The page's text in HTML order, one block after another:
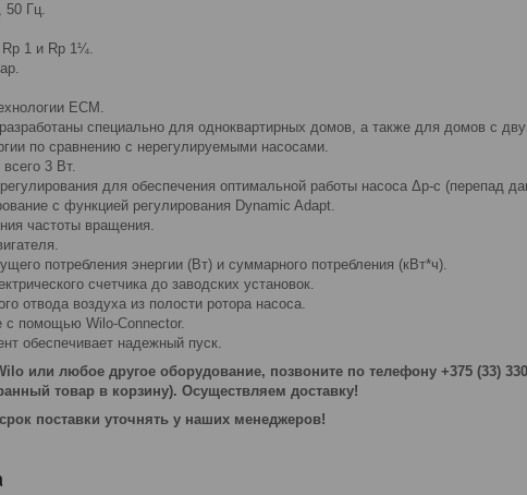
Гц.
1 и Rp 1¼.
ECM.
специально для одноквартирных домов, а также для домов с
по сравнению с нерегулируемыми насосами.
3 Вт.
для обеспечения оптимальной работы насоса Δp-c (перепад
с функцией регулирования Dynamic Adapt.
частоты вращения.
потребления энергии (Вт) и суммарного потребления (кВт*ч).
счетчика до заводских установок.
отвода воздуха из полости ротора насоса.
помощью Wilo-Connector.
обеспечивает надежный пуск.
или любое другое оборудование, позвоните по телефону +375 (33)
товар в корзину). Осуществляем доставку!
поставки уточнять у наших менеджеров!